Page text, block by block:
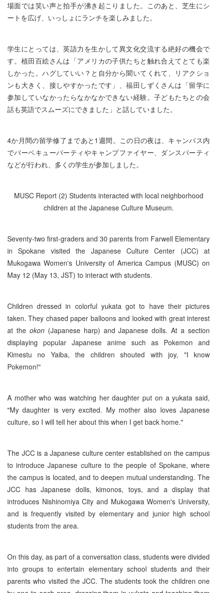
場面では笑い声と拍手が沸き起こりました。このあと、芝生にシ
ートを広げ、いっしょにランチを楽しみました。
学生にとっては、英語力を生かして異文化交流する絶好の機会で
す。植田百絵さんは「アメリカの子供たちと触れ合えてとても楽
しかった。ハグしていい？と自分から聞いてくれて、リアクショ
ンも大きく、接しやすかったです」、福田しずくさんは「留学に
参加していなかったらなかなかできない経験。子どもたちとの会
話も英語でスムーズにできました」と話していました。
4か月間の留学修了まであと1週間。この日の夜は、キャンパス内
でバーベキューパーティやキャンプファイヤー、ダンスパーティ
などが行われ、多くの学生が参加しました。
MUSC Report (2) Students interacted with local neighborhood
children at the Japanese Culture Museum.
Seventy-two first-graders and 30 parents from Farwell Elementary
in Spokane visited the Japanese Culture Center (JCC) at
Mukogawa Women's University of America Campus (MUSC) on
May 12 (May 13, JST) to interact with students.
Children dressed in colorful yukata got to have their pictures
taken. They chased paper balloons and looked with great interest
at the okon(Japanese harp) and Japanese dolls. At a section
displaying popular Japanese anime such as Pokemon and
Kimestu no Yaiba, the children shouted with joy, "I know
Pokemon!"
A mother who was watching her daughter put on a yukata said,
"My daughter is very excited. My mother also loves Japanese
culture, so I will tell her about this when I get back home."
The JCC is a Japanese culture center established on the campus
to introduce Japanese culture to the people of Spokane, where
the campus is located, and to deepen mutual understanding. The
JCC has Japanese dolls, kimonos, toys, and a display that
introduces Nishinomiya City and Mukogawa Women's University,
and is frequently visited by elementary and junior high school
students from the area.
On this day, as part of a conversation class, students were divided
into groups to entertain elementary school students and their
parents who visited the JCC. The students took the children one